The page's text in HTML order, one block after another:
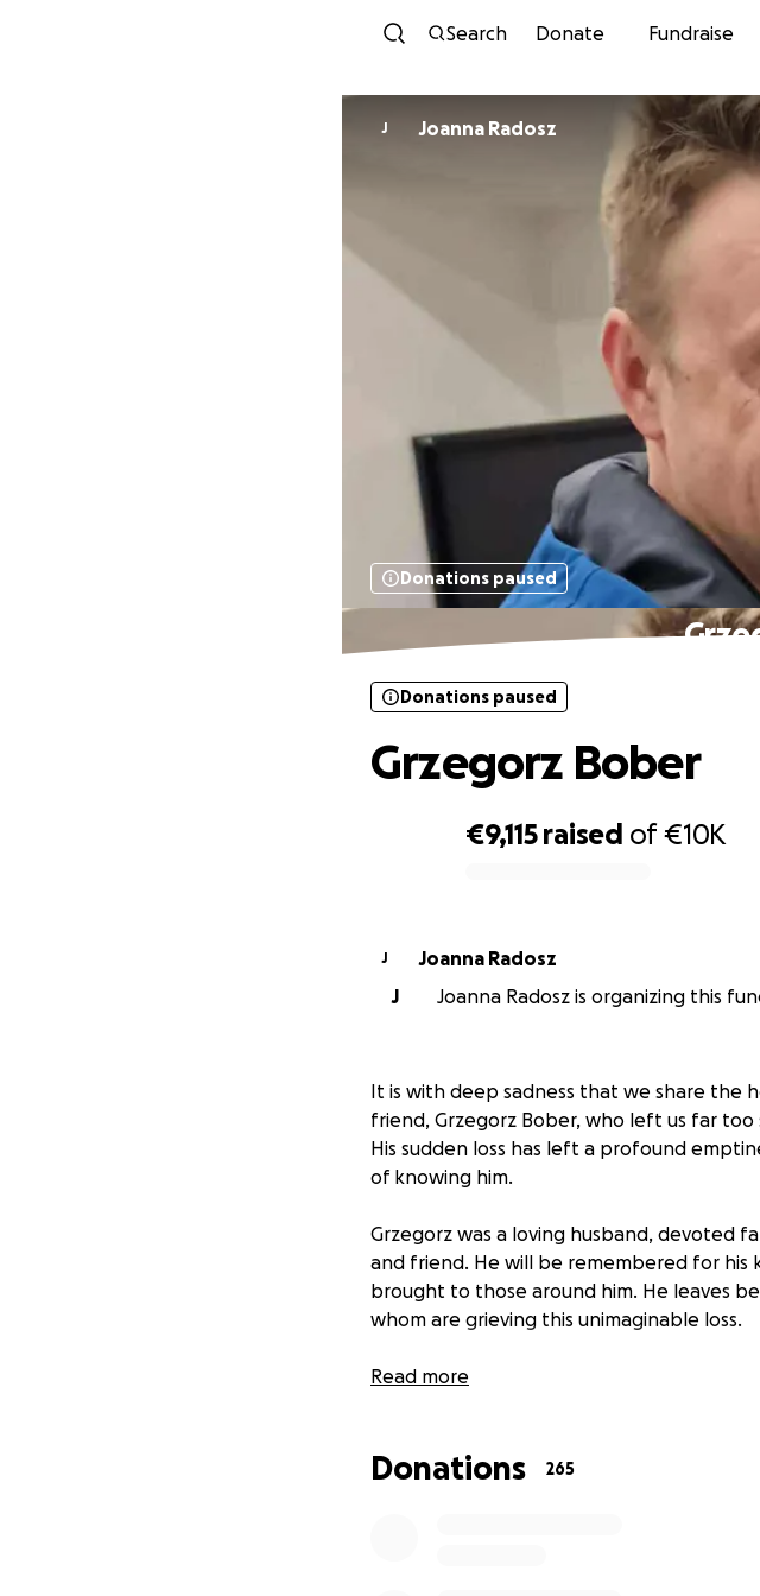
Search Donate Fundraise
J Joanna Radosz
Donations paused
€9,115 raised of€10K
Donations paused
Grzegorz Bober
J
Joanna Radosz
J
Joanna Radosz is organizing this
It is with deep sadness that we share the
friend, Grzegorz Bober, who left us far too
His sudden loss has left a profound
of knowing him.
Grzegorz was a loving husband, devoted
and friend. He will be remembered for
brought to those around him. He leaves
whom are grieving this unimaginable loss.
We are organizing this fundraiser to
Read more
Donations 265